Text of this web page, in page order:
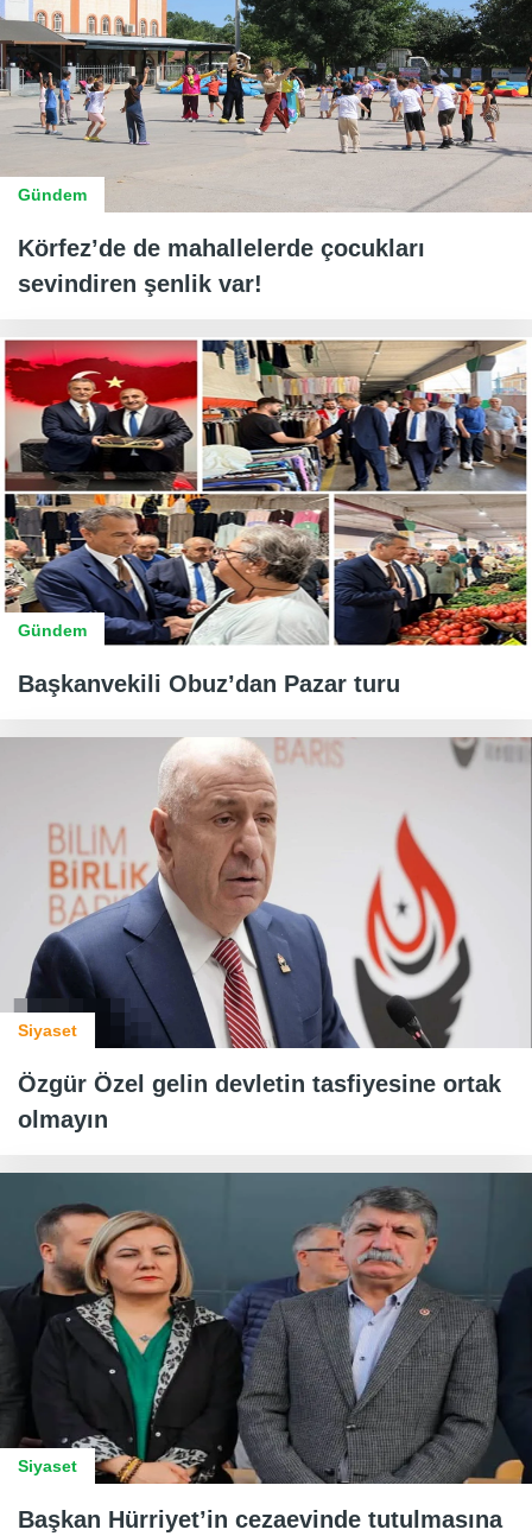
Gündem
Körfez’de de mahallelerde çocukları
sevindiren şenlik var!
Gündem
Başkanvekili Obuz’dan Pazar turu
Siyaset
Özgür Özel gelin devletin tasfiyesine ortak
olmayın
Siyaset
Başkan Hürriyet’in cezaevinde tutulmasına